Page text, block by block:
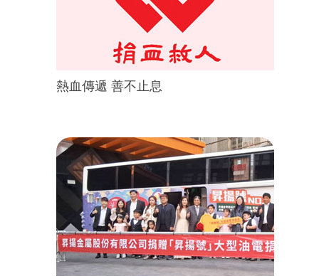
熱血傳遞 善不止息